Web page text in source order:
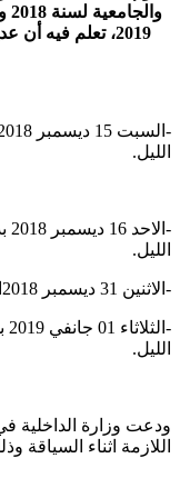
2019، تعلم فيه
الليل.
الليل.
-الاثنين 31 ديسمبر 2018الى غاية الساعة 06.00 من اليوم الموالي.
الليل.
ودعت وزارة الداخلية
اللازمة اثناء السياقة